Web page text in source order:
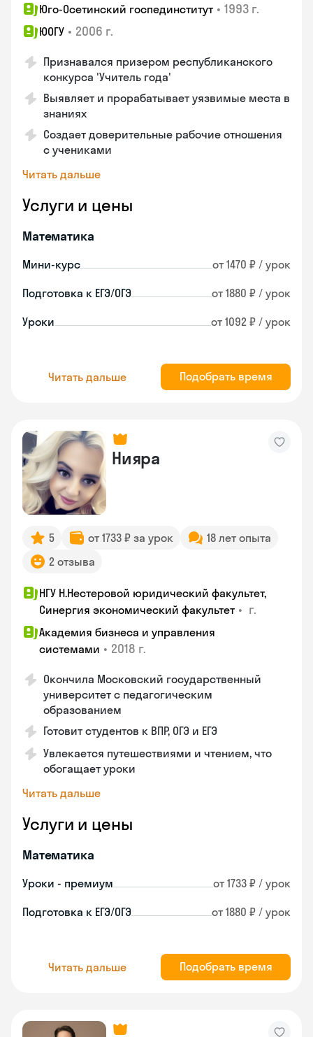
Юго-Осетинский госпединститут • 1993 г.
ЮОГУ • 2006 г.
Признавался призером республиканского
конкурса 'Учитель года'
Выявляет и прорабатывает уязвимые места в
знаниях
Создает доверительные рабочие отношения
с учениками
Читать дальше
Услуги и цены
Математика
Мини-курс от 1470 ₽ / урок
Подготовка к ЕГЭ/ОГЭ от 1880 ₽ / урок
Уроки от 1092 ₽ / урок
Читать дальше Подобрать время
Нияра
5 от 1733 ₽ за урок
18 лет опыта
2 отзыва
НГУ Н.Нестеровой юридический факультет,
Синергия экономический факультет • г.
Академия бизнеса и управления
системами • 2018 г.
Окончила Московский государственный
университет с педагогическим
образованием
Готовит студентов к ВПР, ОГЭ и ЕГЭ
Увлекается путешествиями и чтением, что
обогащает уроки
Читать дальше
Услуги и цены
Математика
Уроки - премиум от 1733 ₽ / урок
Подготовка к ЕГЭ/ОГЭ от 1880 ₽ / урок
Читать дальше Подобрать время